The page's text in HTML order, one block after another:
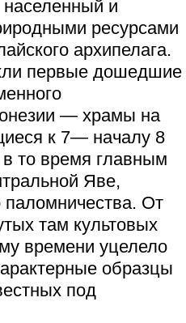
и
ресурсами
архипелага.
первые дошедшие
— храмы на
к 7— началу 8
то время главным
Яве,
паломничества. От
там культовых
времени уцелело
образцы
под